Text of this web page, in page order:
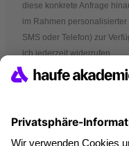
diese konkrete Anfrage
im Rahmen
SMS oder Telefon) zur
ich jederzeit widerrufen.